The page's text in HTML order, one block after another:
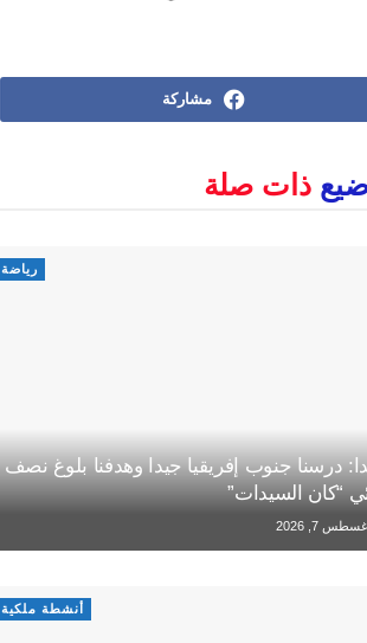
مشاركة
ذات صلة
رياضة
درسنا جنوب إفريقيا جيدا وهدفنا بلوغ نصف
“كان السيدات”
7, 2026
أنشطة ملكية